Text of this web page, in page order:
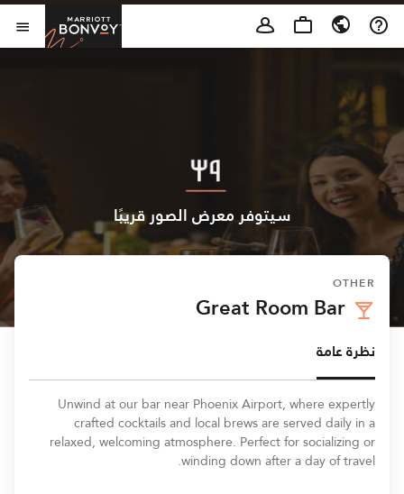
Skip to Content
سيتوفر معرض الصور قريبًا
OTHER
Great Room Bar
نظرة عامة
Unwind at our bar near Phoenix Airport, where expertly
crafted cocktails and local brews are served daily in a
relaxed, welcoming atmosphere. Perfect for socializing or
winding down after a day of travel.